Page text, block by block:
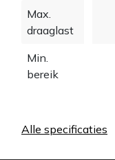
Max.
draaglast
Min.
bereik
Alle specificaties